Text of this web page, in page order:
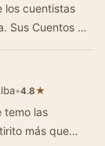
los cuentistas
Sus Cuentos de
•4.8★
temo las